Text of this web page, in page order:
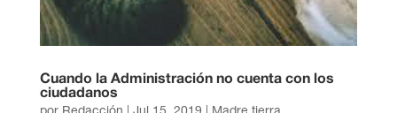
Cuando la Administración no cuenta con los
ciudadanos